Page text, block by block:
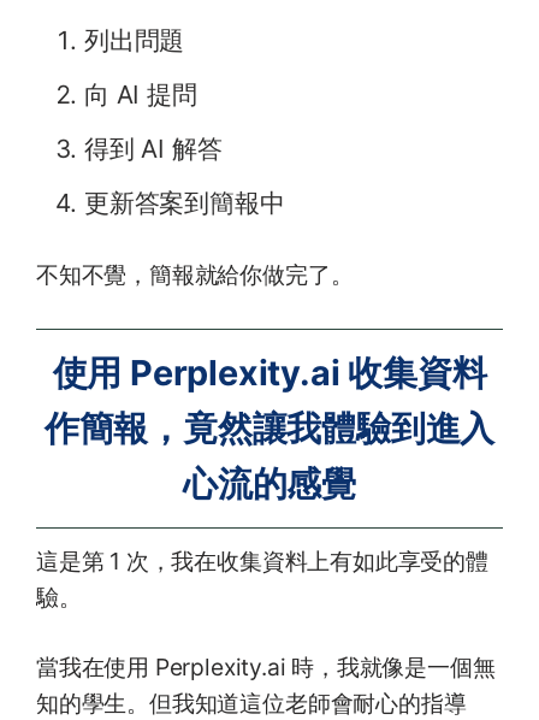
列出問題
向 AI 提問
得到 AI 解答
更新答案到簡報中
不知不覺，簡報就給你做完了。
使用 Perplexity.ai 收集資料
作簡報，竟然讓我體驗到進入
心流的感覺
這是第 1 次，我在收集資料上有如此享受的體
驗。
當我在使用 Perplexity.ai 時，我就像是一個無
知的學生。但我知道這位老師會耐心的指導